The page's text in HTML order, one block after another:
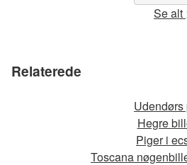
Se alt
Relaterede
Udendørs
Hegre
Piger i
Toscana